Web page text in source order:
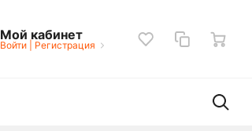
Мой кабинет
Войти| Регистрация